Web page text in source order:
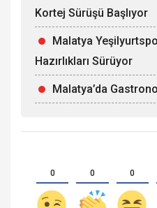
Kortej Sürüşü Başlıyor
Malatya
Hazırlıkları Sürüyor
Malatya’da
0 0 0